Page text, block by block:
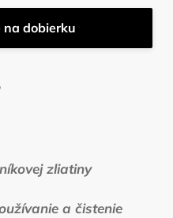
dobierku
zliatiny
a čistenie